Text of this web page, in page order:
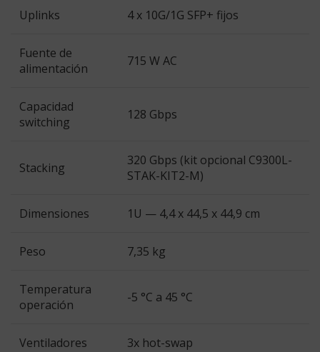
Uplinks 4 x 10G/1G SFP+ fijos
Fuente de
alimentación
715 W AC
Capacidad
switching
128 Gbps
Stacking
320 Gbps (kit opcional C9300L-
STAK-KIT2-M)
Dimensiones 1U — 4,4 x 44,5 x 44,9 cm
Peso 7,35 kg
Temperatura
operación
-5 °C a 45 °C
Ventiladores 3x hot-swap